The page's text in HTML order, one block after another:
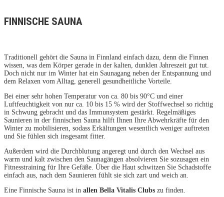
FINNISCHE SAUNA
Traditionell gehört die Sauna in Finnland einfach dazu, denn die Finnen
wissen, was dem Körper gerade in der kalten, dunklen Jahreszeit gut tut.
Doch nicht nur im Winter hat ein Saunagang neben der Entspannung und
dem Relaxen vom Alltag, generell gesundheitliche Vorteile.
Bei einer sehr hohen Temperatur von ca. 80 bis 90°C und einer
Luftfeuchtigkeit von nur ca. 10 bis 15 % wird der Stoffwechsel so richtig
in Schwung gebracht und das Immunsystem gestärkt. Regelmäßiges
Saunieren in der finnischen Sauna hilft Ihnen Ihre Abwehrkräfte für den
Winter zu mobilisieren, sodass Erkältungen wesentlich weniger auftreten
und Sie fühlen sich insgesamt fitter.
Außerdem wird die Durchblutung angeregt und durch den Wechsel aus
warm und kalt zwischen den Saunagängen absolvieren Sie sozusagen ein
Fitnesstraining für Ihre Gefäße. Über die Haut schwitzen Sie Schadstoffe
einfach aus, nach dem Saunieren fühlt sie sich zart und weich an.
Eine Finnische Sauna ist in allen Bella Vitalis Clubs zu finden.